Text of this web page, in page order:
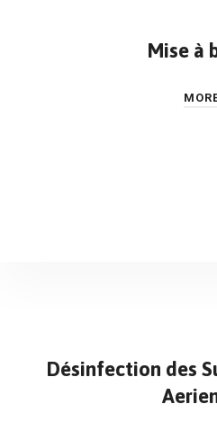
Mise à
Désinfection des